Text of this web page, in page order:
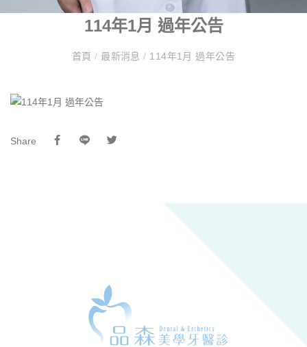
114年1月 過年公告
首頁/ 最新消息/ 114年1月 過年公告
Share